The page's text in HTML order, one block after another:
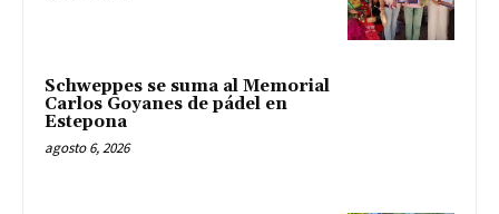
Schweppes se suma al Memorial
Carlos Goyanes de pádel en
Estepona
agosto 6, 2026